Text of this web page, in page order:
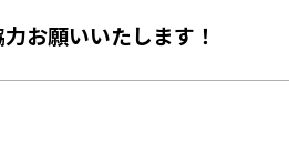
お願いいたします！